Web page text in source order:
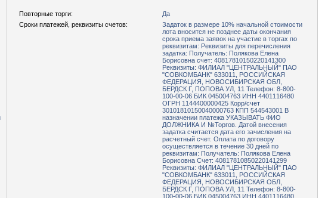
Повторные торги:
Да
Сроки платежей, реквизиты счетов:
Задаток в размере 10% начальной стоимости
лота вносится не позднее даты окончания
срока приема заявок на участие в торгах по
реквизитам: Реквизиты для перечисления
задатка: Получатель: Полякова Елена
Борисовна счет: 40817810150220141300
Реквизиты: ФИЛИАЛ "ЦЕНТРАЛЬНЫЙ" ПАО
"СОВКОМБАНК" 633011, РОССИЙСКАЯ
ФЕДЕРАЦИЯ, НОВОСИБИРСКАЯ ОБЛ,
БЕРДСК Г, ПОПОВА УЛ, 11 Телефон: 8-800-
100-00-06 БИК 045004763 ИНН 4401116480
ОГРН 1144400000425 Корр/счет
30101810150040000763 КПП 544543001 В
назначении платежа УКАЗЫВАТЬ ФИО
ДОЛЖНИКА И №Торгов. Датой внесения
задатка считается дата его зачисления на
расчетный счет. Оплата по договору
осуществляется в течение 30 дней по
реквизитам: Получатель: Полякова Елена
Борисовна Счет: 40817810850220141299
Реквизиты: ФИЛИАЛ "ЦЕНТРАЛЬНЫЙ" ПАО
"СОВКОМБАНК" 633011, РОССИЙСКАЯ
ФЕДЕРАЦИЯ, НОВОСИБИРСКАЯ ОБЛ,
БЕРДСК Г, ПОПОВА УЛ, 11 Телефон: 8-800-
100-00-06 БИК 045004763 ИНН 4401116480